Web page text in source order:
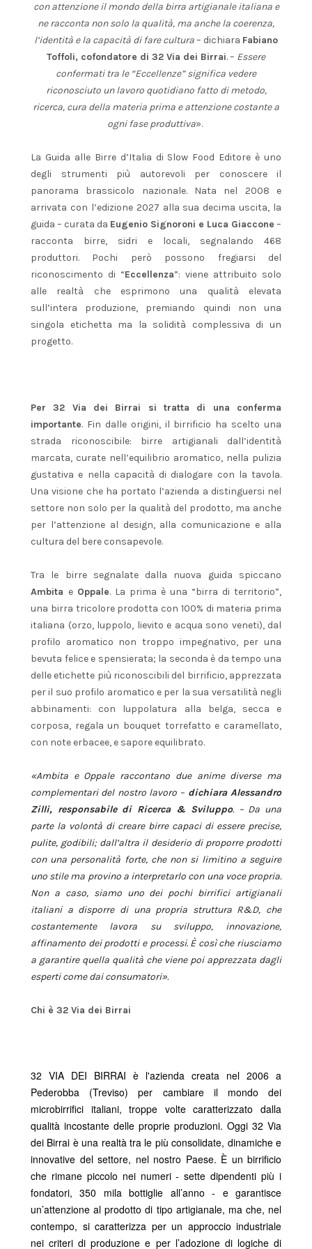
con attenzione il mondo della birra artigianale italiana e
ne racconta non solo la qualità, ma anche la coerenza,
l’identità e la capacità di fare cultura– dichiara Fabiano
Toffoli, cofondatore di 32 Via dei Birrai. – Essere
confermati tra le “Eccellenze” significa vedere
riconosciuto un lavoro quotidiano fatto di metodo,
ricerca, cura della materia prima e attenzione costante a
ogni fase produttiva».
La Guida alle Birre d’Italia di Slow Food Editore è uno
degli strumenti più autorevoli per conoscere il
panorama brassicolo nazionale. Nata nel 2008 e
arrivata con l’edizione 2027 alla sua decima uscita, la
guida – curata da Eugenio Signoroni e Luca Giaccone –
racconta birre, sidri e locali, segnalando 468
produttori. Pochi però possono fregiarsi del
riconoscimento di “Eccellenza”: viene attribuito solo
alle realtà che esprimono una qualità elevata
sull’intera produzione, premiando quindi non una
singola etichetta ma la solidità complessiva di un
progetto.
Per 32 Via dei Birrai si tratta di una conferma
importante. Fin dalle origini, il birrificio ha scelto una
strada riconoscibile: birre artigianali dall’identità
marcata, curate nell’equilibrio aromatico, nella pulizia
gustativa e nella capacità di dialogare con la tavola.
Una visione che ha portato l’azienda a distinguersi nel
settore non solo per la qualità del prodotto, ma anche
per l’attenzione al design, alla comunicazione e alla
cultura del bere consapevole.
Tra le birre segnalate dalla nuova guida spiccano
Ambita e Oppale. La prima è una “birra di territorio”,
una birra tricolore prodotta con 100% di materia prima
italiana (orzo, luppolo, lievito e acqua sono veneti), dal
profilo aromatico non troppo impegnativo, per una
bevuta felice e spensierata; la seconda è da tempo una
delle etichette più riconoscibili del birrificio, apprezzata
per il suo profilo aromatico e per la sua versatilità negli
abbinamenti: con luppolatura alla belga, secca e
corposa, regala un bouquet torrefatto e caramellato,
con note erbacee, e sapore equilibrato.
«Ambita e Oppale raccontano due anime diverse ma
complementari del nostro lavoro – dichiara Alessandro
Zilli, responsabile di Ricerca & Sviluppo. – Da una
parte la volontà di creare birre capaci di essere precise,
pulite, godibili; dall’altra il desiderio di proporre prodotti
con una personalità forte, che non si limitino a seguire
uno stile ma provino a interpretarlo con una voce propria.
Non a caso, siamo uno dei pochi birrifici artigianali
italiani a disporre di una propria struttura R&D, che
costantemente lavora su sviluppo, innovazione,
affinamento dei prodotti e processi. È così che riusciamo
a garantire quella qualità che viene poi apprezzata dagli
esperti come dai consumatori».
Chi è 32 Via dei Birrai
32 VIA DEI BIRRAI è l'azienda creata nel 2006 a
Pederobba (Treviso) per cambiare il mondo dei
microbirrifici italiani, troppe volte caratterizzato dalla
qualità incostante delle proprie produzioni. Oggi 32 Via
dei Birrai è una realtà tra le più consolidate, dinamiche e
innovative del settore, nel nostro Paese. È un birrificio
che rimane piccolo nei numeri - sette dipendenti più i
fondatori, 350 mila bottiglie all’anno - e garantisce
un’attenzione al prodotto di tipo artigianale, ma che, nel
contempo, si caratterizza per un approccio industriale
nei criteri di produzione e per l’adozione di logiche di